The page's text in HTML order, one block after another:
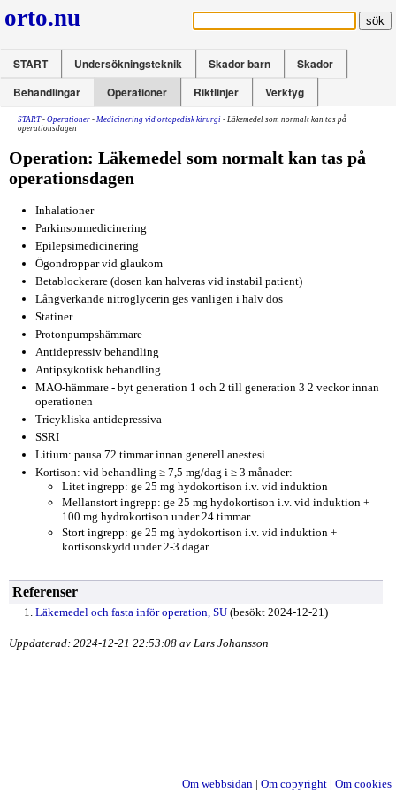
orto.nu
START Undersökningsteknik Skador barn
Skador
Behandlingar
Operationer Riktlinjer Verktyg
START- Operationer - Medicinering vid ortopedisk kirurgi - Läkemedel som normalt kan tas på
operationsdagen
Operation: Läkemedel som normalt kan tas på
operationsdagen
Inhalationer
Parkinsonmedicinering
Epilepsimedicinering
Ögondroppar vid glaukom
Betablockerare (dosen kan halveras vid instabil patient)
Långverkande nitroglycerin ges vanligen i halv dos
Statiner
Protonpumpshämmare
Antidepressiv behandling
Antipsykotisk behandling
MAO-hämmare - byt generation 1 och 2 till generation 3 2 veckor innan
operationen
Tricykliska antidepressiva
SSRI
Litium: pausa 72 timmar innan generell anestesi
Kortison: vid behandling ≥ 7,5 mg/dag i ≥ 3 månader:
Litet ingrepp: ge 25 mg hydokortison i.v. vid induktion
Mellanstort ingrepp: ge 25 mg hydokortison i.v. vid induktion +
100 mg hydrokortison under 24 timmar
Stort ingrepp: ge 25 mg hydokortison i.v. vid induktion +
kortisonskydd under 2-3 dagar
Referenser
Läkemedel och fasta inför operation, SU (besökt 2024-12-21)
Uppdaterad: 2024-12-21 22:53:08 av Lars Johansson
Om webbsidan | Om copyright | Om cookies